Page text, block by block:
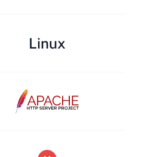
Linux